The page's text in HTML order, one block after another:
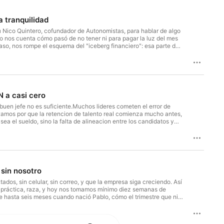
tranquilidad
Quintero, cofundador de Autonomistas, para hablar de algo
cuenta cómo pasó de no tener ni para pagar la luz del mes
nos rompe el esquema del "iceberg financiero": esa parte de
separaCuánto ahorrar según en qué momento de la vida
tienen un regalo para la raza: una calculadora gratuita para
LinkedIn: Nicolás Quintero📌 Instagram / TikTok:
comercial : 👉
a casi cero
jefe no es suficiente.Muchos lideres cometen el error de
por que la retencion de talento real comienza mucho antes,
el sueldo, sino la falta de alineacion entre los candidatos y
solido y duradero. Aplicar una contratacion efectiva basada
nosotro
sin celular, sin correo, y que la empresa siga creciendo. Así
raza, y hoy nos tomamos mínimo diez semanas de
seis meses cuando nació Pablo, cómo el trimestre que ni
y de cómo agendamos el descanso con tanta anticipación